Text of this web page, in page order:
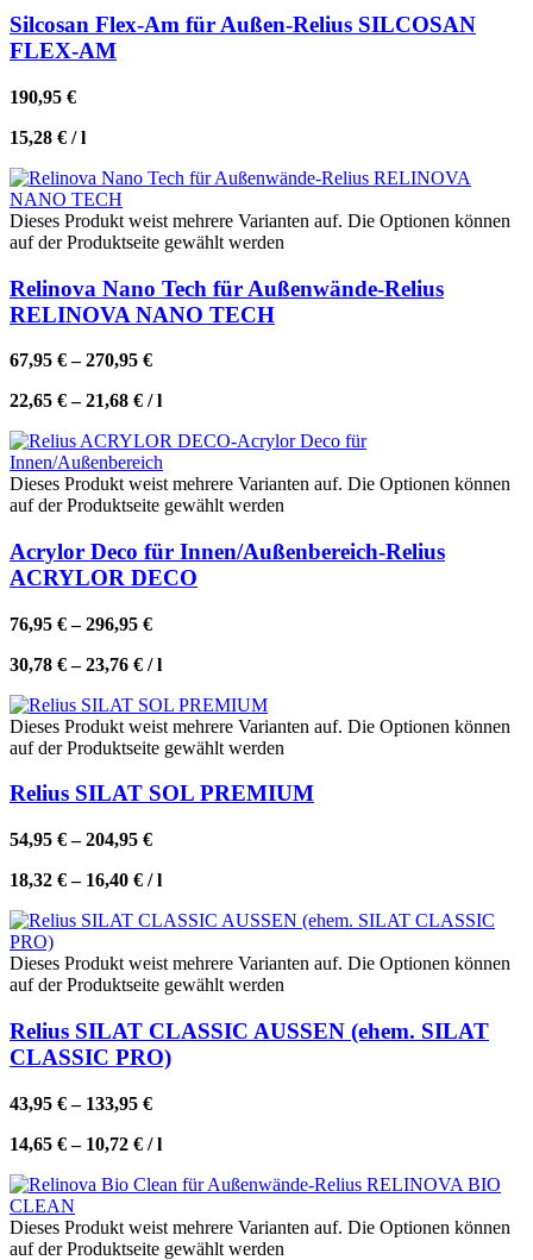
Silcosan Flex-Am für Außen-Relius SILCOSAN
FLEX-AM
190,95 €
15,28 € /l
Dieses Produkt weist mehrere Varianten auf. Die Optionen können
auf der Produktseite gewählt werden
Relinova Nano Tech für Außenwände-Relius
RELINOVA NANO TECH
67,95 €–270,95 €
22,65 €–21,68 € /l
Dieses Produkt weist mehrere Varianten auf. Die Optionen können
auf der Produktseite gewählt werden
Acrylor Deco für Innen/Außenbereich-Relius
ACRYLOR DECO
76,95 €–296,95 €
30,78 €–23,76 € /l
Dieses Produkt weist mehrere Varianten auf. Die Optionen können
auf der Produktseite gewählt werden
Relius SILAT SOL PREMIUM
54,95 €–204,95 €
18,32 €– 16,40 € /l
Dieses Produkt weist mehrere Varianten auf. Die Optionen können
auf der Produktseite gewählt werden
Relius SILAT CLASSIC AUSSEN (ehem. SILAT
CLASSIC PRO)
43,95 €– 133,95 €
14,65 €– 10,72 € /l
Dieses Produkt weist mehrere Varianten auf. Die Optionen können
auf der Produktseite gewählt werden